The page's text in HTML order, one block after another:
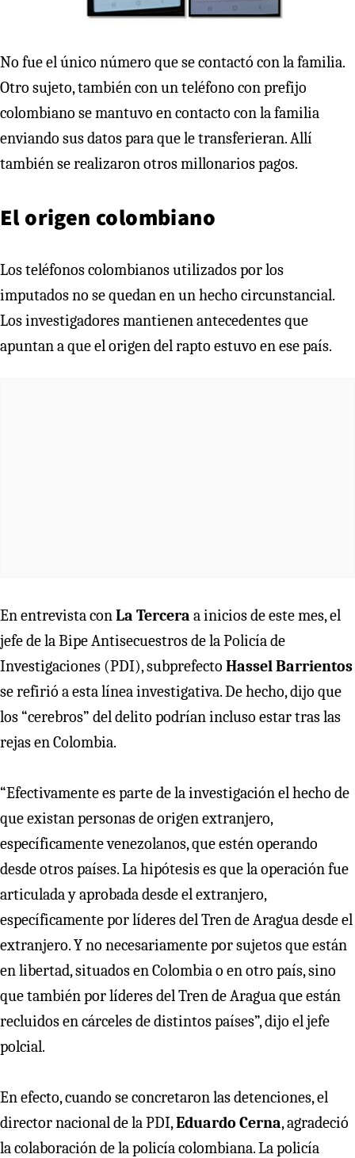
No fue el único número que se contactó con la familia.
Otro sujeto, también con un teléfono con prefijo
colombiano se mantuvo en contacto con la familia
enviando sus datos para que le transferieran. Allí
también se realizaron otros millonarios pagos.
El origen colombiano
Los teléfonos colombianos utilizados por los
imputados no se quedan en un hecho circunstancial.
Los investigadores mantienen antecedentes que
apuntan a que el origen del rapto estuvo en ese país.
En entrevista con La Tercera a inicios de este mes, el
jefe de la Bipe Antisecuestros de la Policía de
Investigaciones (PDI), subprefecto Hassel Barrientos
se refirió a esta línea investigativa. De hecho, dijo que
los “cerebros” del delito podrían incluso estar tras las
rejas en Colombia.
“Efectivamente es parte de la investigación el hecho de
que existan personas de origen extranjero,
específicamente venezolanos, que estén operando
desde otros países. La hipótesis es que la operación fue
articulada y aprobada desde el extranjero,
específicamente por líderes del Tren de Aragua desde el
extranjero. Y no necesariamente por sujetos que están
en libertad, situados en Colombia o en otro país, sino
que también por líderes del Tren de Aragua que están
recluidos en cárceles de distintos países”, dijo el jefe
polcial.
En efecto, cuando se concretaron las detenciones, el
director nacional de la PDI,Eduardo Cerna, agradeció
la colaboración de la policía colombiana. La policía